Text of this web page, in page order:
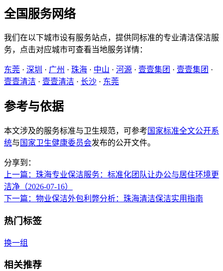
全国服务网络
我们在以下城市设有服务站点，提供同标准的专业清洁保洁服
务，点击对应城市可查看当地服务详情：
东莞 · 深圳 · 广州 · 珠海 · 中山 · 河源 · 壹壹集团 · 壹壹集团 ·
壹壹清洁 · 壹壹清洁 · 长沙 · 东莞
参考与依据
本文涉及的服务标准与卫生规范，可参考 国家标准全文公开系
统与 国家卫生健康委员会发布的公开文件。
分享到：
上一篇 ：珠海专业保洁服务：标准化团队让办公与居住环境更
洁净（2026-07-16）
下一篇 ：物业保洁外包利弊分析：珠海清洁保洁实用指南
热门标签
换一组
相关推荐